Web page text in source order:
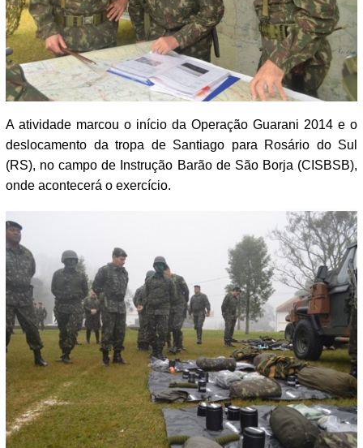
A atividade marcou o iní­cio da Operação Guarani 2014 e o
deslocamento da tropa de Santiago para Rosário do Sul
(RS), no campo de Instrução Barão de São Borja (CISBSB),
onde acontecerá o exercí­cio.